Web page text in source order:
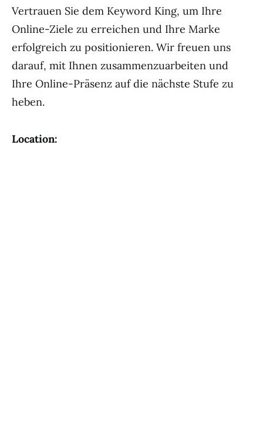
Vertrauen Sie dem Keyword King, um Ihre
Online-Ziele zu erreichen und Ihre Marke
erfolgreich zu positionieren. Wir freuen uns
darauf, mit Ihnen zusammenzuarbeiten und
Ihre Online-Präsenz auf die nächste Stufe zu
heben.
Location: